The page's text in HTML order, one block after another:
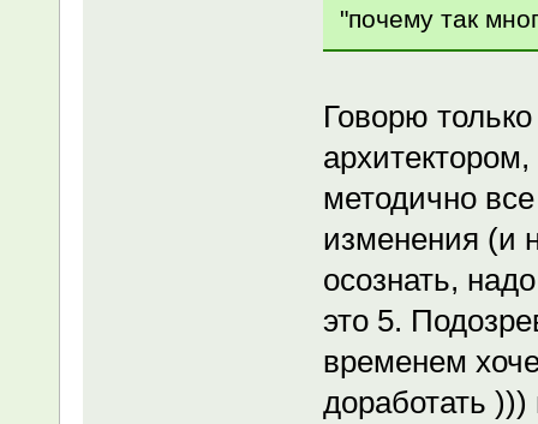
"почему так
Говорю
методично
изменения (и
осознать,
это 5.
временем
доработать